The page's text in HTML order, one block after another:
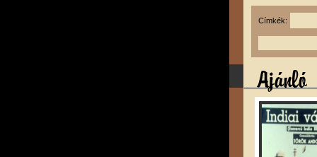
Címkék: